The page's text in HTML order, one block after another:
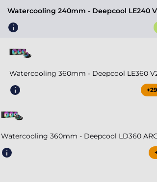
Watercooling 240mm - Deepcool LE240
Watercooling 360mm - Deepcool LE360
Watercooling 360mm - Deepcool LD360